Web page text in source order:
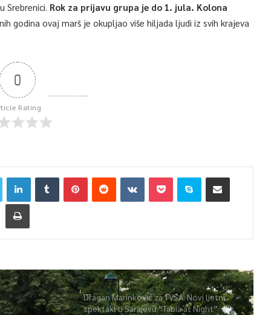
Srebrenici. Rok za prijavu grupa je do 1. jula. Kolona
godina ovaj marš je okupljao više hiljada ljudi iz svih krajeva
0
Rating
Dragan Marinković za TVSA: Novi ljetni
spektakl u Sarajevu “Tabia at Night”